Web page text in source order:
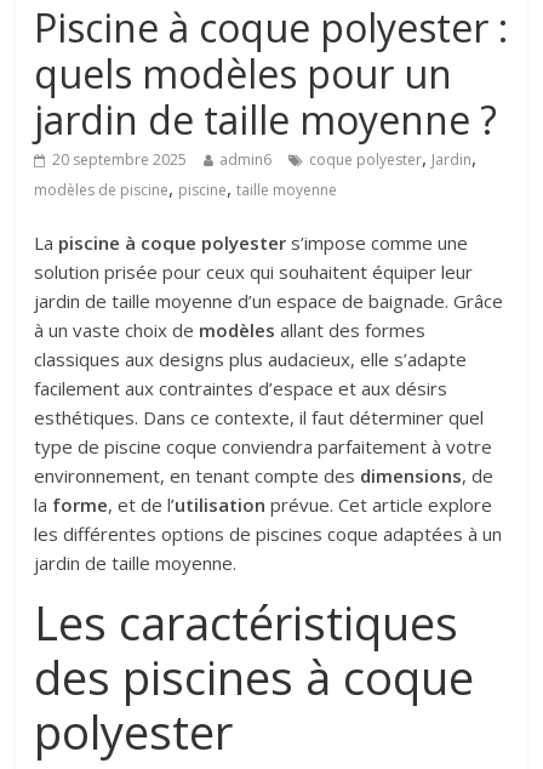
Piscine à coque polyester :
quels modèles pour un
jardin de taille moyenne ?
20 septembre 2025 admin6 coque polyester, Jardin,
modèles de piscine, piscine,taille moyenne
La piscine à coque polyester s’impose comme une
solution prisée pour ceux qui souhaitent équiper leur
jardin de taille moyenne d’un espace de baignade. Grâce
à un vaste choix de modèles allant des formes
classiques aux designs plus audacieux, elle s’adapte
facilement aux contraintes d’espace et aux désirs
esthétiques. Dans ce contexte, il faut déterminer quel
type de piscine coque conviendra parfaitement à votre
environnement, en tenant compte des dimensions, de
la forme, et de l’utilisation prévue. Cet article explore
les différentes options de piscines coque adaptées à un
jardin de taille moyenne.
Les caractéristiques
des piscines à coque
polyester